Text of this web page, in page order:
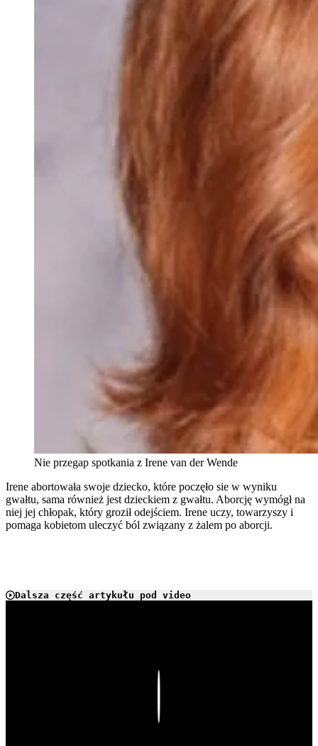
Nie przegap spotkania z Irene van der Wende
Irene abortowała swoje dziecko, które poczęło sie w wyniku
gwałtu, sama również jest dzieckiem z gwałtu. Aborcję wymógł na
niej jej chłopak, który groził odejściem. Irene uczy, towarzyszy i
pomaga kobietom uleczyć ból związany z żalem po aborcji.
Dalsza część artykułu pod video